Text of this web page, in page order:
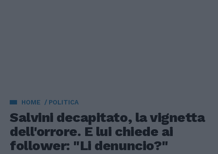
HOME POLITICA
Salvini decapitato, la vignetta
dell'orrore. E lui chiede ai
follower: "Li denuncio?"